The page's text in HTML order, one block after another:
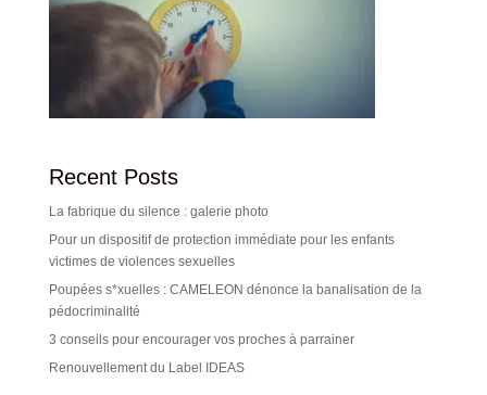
Recent Posts
La fabrique du silence : galerie photo
Pour un dispositif de protection immédiate pour les enfants
victimes de violences sexuelles
Poupées s*xuelles : CAMELEON dénonce la banalisation de la
pédocriminalité
3 conseils pour encourager vos proches à parrainer
Renouvellement du Label IDEAS